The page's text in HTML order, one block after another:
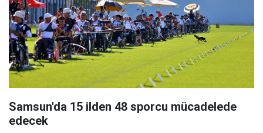
Samsun'da 15 ilden 48 sporcu mücadelede
edecek